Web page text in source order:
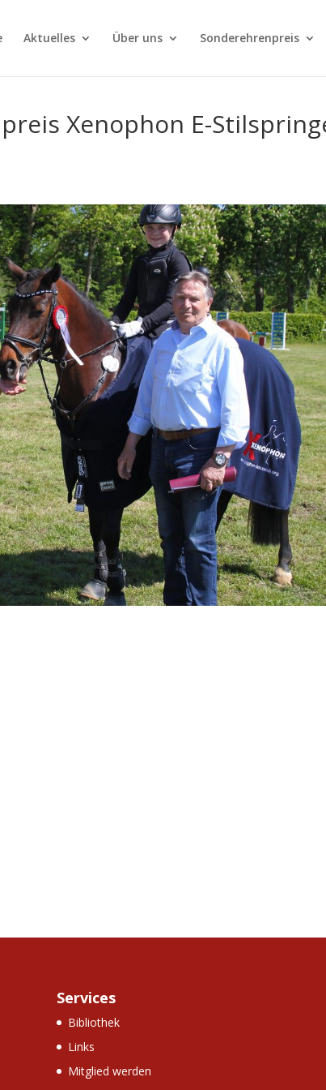
Aktuelles Über uns Sonderehrenpreis
Xenophon E-
Services
Bibliothek
Links
Mitglied werden